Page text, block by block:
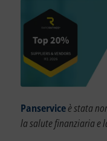
Panserviceè stata
la salute finanziaria e